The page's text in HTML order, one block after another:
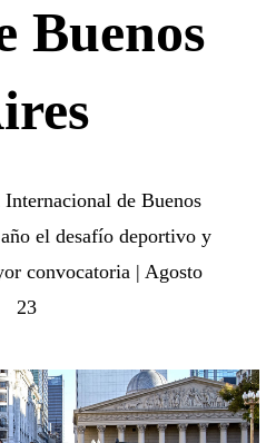
Buenos
de Buenos
el desafío deportivo y
convocatoria | Agosto
23